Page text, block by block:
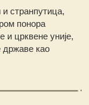
странпутица,
понора
и црквене уније,
државе као